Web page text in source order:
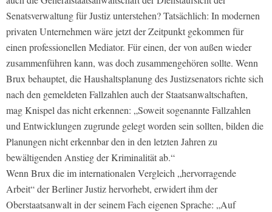
Senatsverwaltung für Justiz unterstehen? Tatsächlich: In modernen
privaten Unternehmen wäre jetzt der Zeitpunkt gekommen für
einen professionellen Mediator. Für einen, der von außen wieder
zusammenführen kann, was doch zusammengehören sollte. Wenn
Brux behauptet, die Haushaltsplanung des Justizsenators richte sich
nach den gemeldeten Fallzahlen auch der Staatsanwaltschaften,
mag Knispel das nicht erkennen: „Soweit sogenannte Fallzahlen
und Entwicklungen zugrunde gelegt worden sein sollten, bilden die
Planungen nicht erkennbar den in den letzten Jahren zu
bewältigenden Anstieg der Kriminalität ab.“
Wenn Brux die im internationalen Vergleich „hervorragende
Arbeit“ der Berliner Justiz hervorhebt, erwidert ihm der
Oberstaatsanwalt in der seinem Fach eigenen Sprache: „Auf